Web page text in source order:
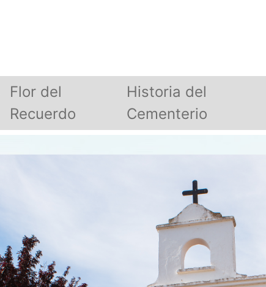
Flor del
Recuerdo
Historia del
Cementerio